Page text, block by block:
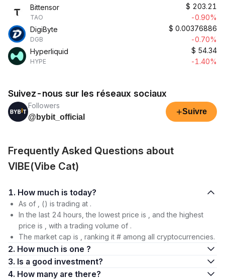
Bittensor
TAO
$ 203.21
-0.90%
DigiByte
DGB
$ 0.00376886
-0.70%
Hyperliquid
HYPE
$ 54.34
-1.40%
Suivez-nous sur les réseaux sociaux
Followers
@bybit_official
+Suivre
Frequently Asked Questions about
VIBE(Vibe Cat)
1. How much is today?
As of , () is trading at .
In the last 24 hours, the lowest price is , and the highest
price is , with a trading volume of .
The market cap is , ranking it # among all cryptocurrencies.
2. How much is one ?
3. Is a good investment?
4. How many are there?